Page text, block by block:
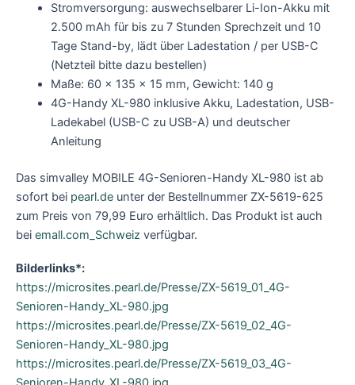
Stromversorgung: auswechselbarer Li-Ion-Akku mit
2.500 mAh für bis zu 7 Stunden Sprechzeit und 10
Tage Stand-by, lädt über Ladestation / per USB-C
(Netzteil bitte dazu bestellen)
Maße: 60 x 135 x 15 mm, Gewicht: 140 g
4G-Handy XL-980 inklusive Akku, Ladestation, USB-
Ladekabel (USB-C zu USB-A) und deutscher
Anleitung
Das simvalley MOBILE 4G-Senioren-Handy XL-980 ist ab
sofort bei pearl.de unter der Bestellnummer ZX-5619-625
zum Preis von 79,99 Euro erhältlich. Das Produkt ist auch
bei emall.com_Schweiz verfügbar.
Bilderlinks*:
https://microsites.pearl.de/Presse/ZX-5619_01_4G-
Senioren-Handy_XL-980.jpg
https://microsites.pearl.de/Presse/ZX-5619_02_4G-
Senioren-Handy_XL-980.jpg
https://microsites.pearl.de/Presse/ZX-5619_03_4G-